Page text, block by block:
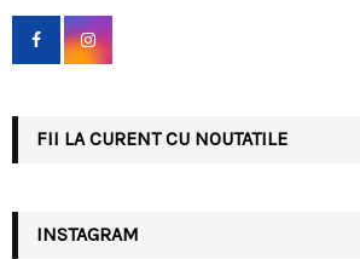
f
r
FII LA CURENT CU NOUTATILE
INSTAGRAM